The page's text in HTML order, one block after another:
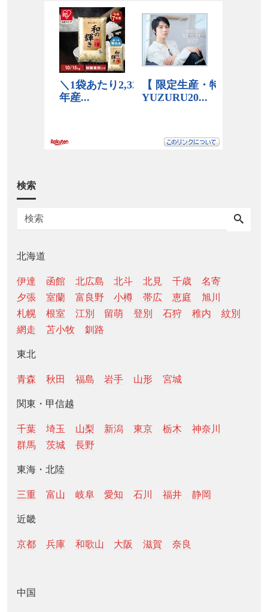
検索
北海道
伊達 函館 北広島 北斗 北見 千歳
名寄
夕張
室蘭 富良野 小樽 帯広 恵庭
旭川
札幌
根室 江別 留萌 登別 石狩 稚内
紋別
網走
苫小牧 釧路
東北
青森 秋田 福島 岩手 山形 宮城
関東・甲信越
千葉 埼玉 山梨 新潟 東京 栃木
神奈川
群馬
茨城 長野
東海・北陸
三重 富山 岐阜 愛知 石川 福井 静岡
近畿
京都 兵庫 和歌山 大阪 滋賀 奈良
中国